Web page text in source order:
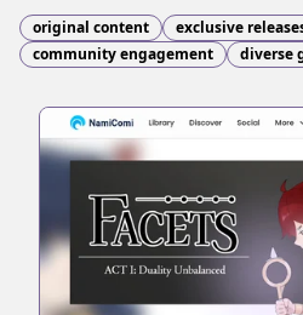
original content exclusive
community engagement
diverse